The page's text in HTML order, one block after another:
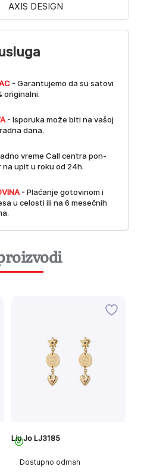
- Garantujemo da su satovi
originalni.
- Isporuka može biti na vašoj
dana.
vreme Call centra pon-
na upit u roku od 24h.
- Plaćanje gotovinom i
u celosti ili na 6 mesečnih
AXIS DESIGN
Dostupno odmah
Liu Jo LJ3185